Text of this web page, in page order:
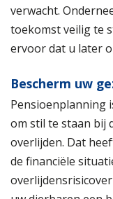
verwacht.
toekomst veilig te
ervoor dat u later
Bescherm uw
Pensioenplanning
om stil te staan bij
overlijden. Dat
de financiële